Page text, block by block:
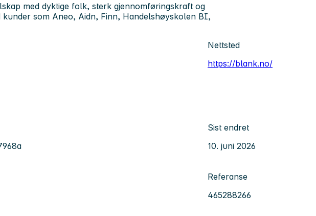
med dyktige folk, sterk gjennomføringskraft og
som Aneo, Aidn, Finn, Handelshøyskolen BI,
Nettsted
https://blank.no/
Sist endret
10. juni 2026
Referanse
465288266